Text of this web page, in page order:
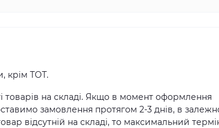
крім ТОТ.
товарів на складі. Якщо в момент оформлення
замовлення протягом 2-3 днів, в
відсутній на складі, то максимальний